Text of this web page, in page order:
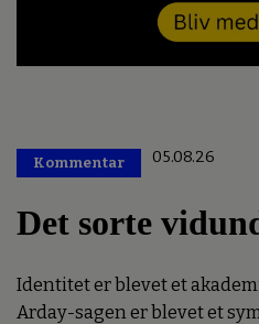
Kommentar 05.08.26
Det sorte
Identitet er blevet et
Arday-sagen er blevet et